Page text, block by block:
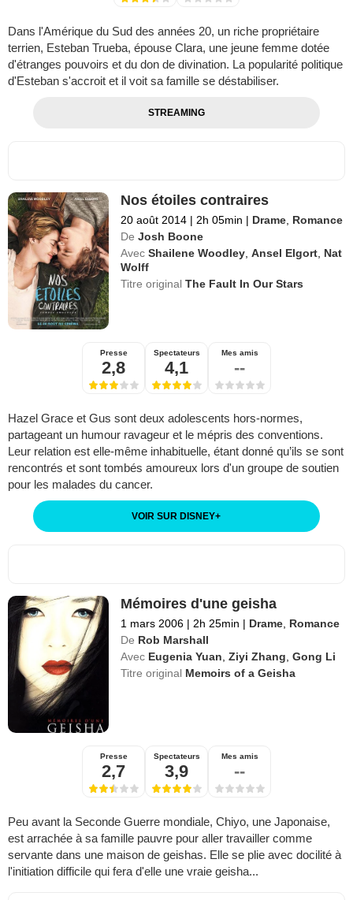
Dans l'Amérique du Sud des années 20, un riche propriétaire
terrien, Esteban Trueba, épouse Clara, une jeune femme dotée
d'étranges pouvoirs et du don de divination. La popularité politique
d'Esteban s'accroit et il voit sa famille se déstabiliser.
STREAMING
Nos étoiles contraires
20 août 2014 | 2h 05min | Drame, Romance
De Josh Boone
Avec Shailene Woodley,Ansel Elgort, Nat
Wolff
Titre originalThe Fault In Our Stars
Presse
2,8
Spectateurs
4,1
Mes amis
--
Hazel Grace et Gus sont deux adolescents hors-normes,
partageant un humour ravageur et le mépris des conventions.
Leur relation est elle-même inhabituelle, étant donné qu’ils se sont
rencontrés et sont tombés amoureux lors d'un groupe de soutien
pour les malades du cancer.
VOIR SUR DISNEY+
Mémoires d'une geisha
1 mars 2006 | 2h 25min | Drame, Romance
De Rob Marshall
Avec Eugenia Yuan,Ziyi Zhang,Gong Li
Titre original Memoirs of a Geisha
Presse
2,7
Spectateurs
3,9
Mes amis
--
Peu avant la Seconde Guerre mondiale, Chiyo, une Japonaise,
est arrachée à sa famille pauvre pour aller travailler comme
servante dans une maison de geishas. Elle se plie avec docilité à
l'initiation difficile qui fera d'elle une vraie geisha...